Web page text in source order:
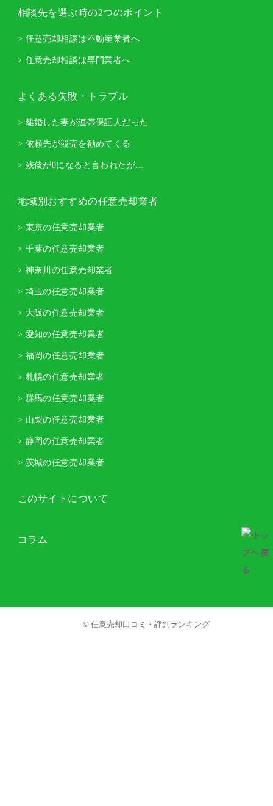
相談先を選ぶ時の2つのポイント
> 任意売却相談は不動産業者へ
> 任意売却相談は専門業者へ
よくある失敗・トラブル
> 離婚した妻が連帯保証人だった
> 依頼先が競売を勧めてくる
> 残債が0になると言われたが…
地域別おすすめの任意売却業者
> 東京の任意売却業者
> 千葉の任意売却業者
> 神奈川の任意売却業者
> 埼玉の任意売却業者
> 大阪の任意売却業者
> 愛知の任意売却業者
> 福岡の任意売却業者
> 札幌の任意売却業者
> 群馬の任意売却業者
> 山梨の任意売却業者
> 静岡の任意売却業者
> 茨城の任意売却業者
このサイトについて
コラム
© 任意売却口コミ・評判ランキング